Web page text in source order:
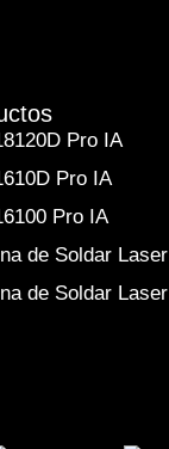
Pro IA
Pro IA
Pro IA
de Soldar Laser
de Soldar Laser